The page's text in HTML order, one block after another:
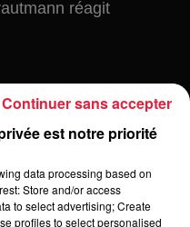
réagit
: rencontre
rouges
est notre priorité
data processing based on
Store and/or access
to select advertising; Create
profiles to select personalised
Continuer sans accepter